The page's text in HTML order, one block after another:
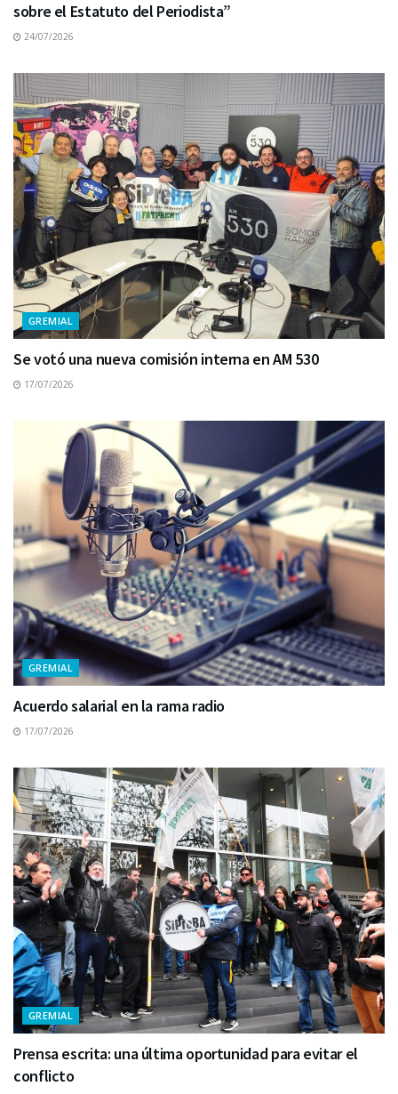
sobre el Estatuto del Periodista”
24/07/2026
GREMIAL
Se votó una nueva comisión interna en AM 530
17/07/2026
GREMIAL
Acuerdo salarial en la rama radio
17/07/2026
GREMIAL
Prensa escrita: una última oportunidad para evitar el
conflicto